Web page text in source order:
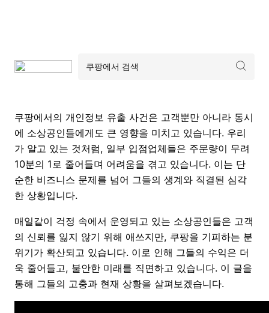
쿠팡에서의 개인정보 유출 사건은 고객뿐만 아니라 동시
에 소상공인들에게도 큰 영향을 미치고 있습니다. 우리
가 알고 있는 것처럼, 일부 입점업체들은 주문량이 무려
10분의 1로 줄어들며 어려움을 겪고 있습니다. 이는 단
순한 비즈니스 문제를 넘어 그들의 생계와 직결된 심각
한 상황입니다.
매일같이 걱정 속에서 운영되고 있는 소상공인들은 고객
의 신뢰를 잃지 않기 위해 애쓰지만, 쿠팡을 기피하는 분
위기가 확산되고 있습니다. 이로 인해 그들의 수익은 더
욱 줄어들고, 불안한 미래를 직면하고 있습니다. 이 글을
통해 그들의 고충과 현재 상황을 살펴보겠습니다.